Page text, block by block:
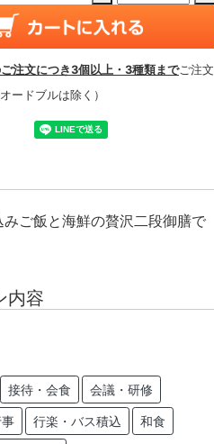
注文につき3個以上・3種類までご注文
ードブルは除く）
ご飯と海鮮の贅沢二段御膳で
内容
接待・会食 会議・研修
行楽・バス積込 和食